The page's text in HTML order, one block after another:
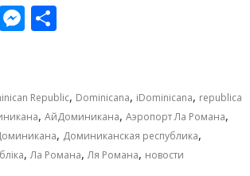
W M
e
n
g
р
а
в
Republic, Dominicana, iDominicana, republica
,АйДоминикана,Аэропорт Ла Романа,
, Доминиканская республика,
,Ла Романа,Ля Романа, новости